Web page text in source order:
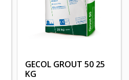
GECOL GROUT 50 25
KG